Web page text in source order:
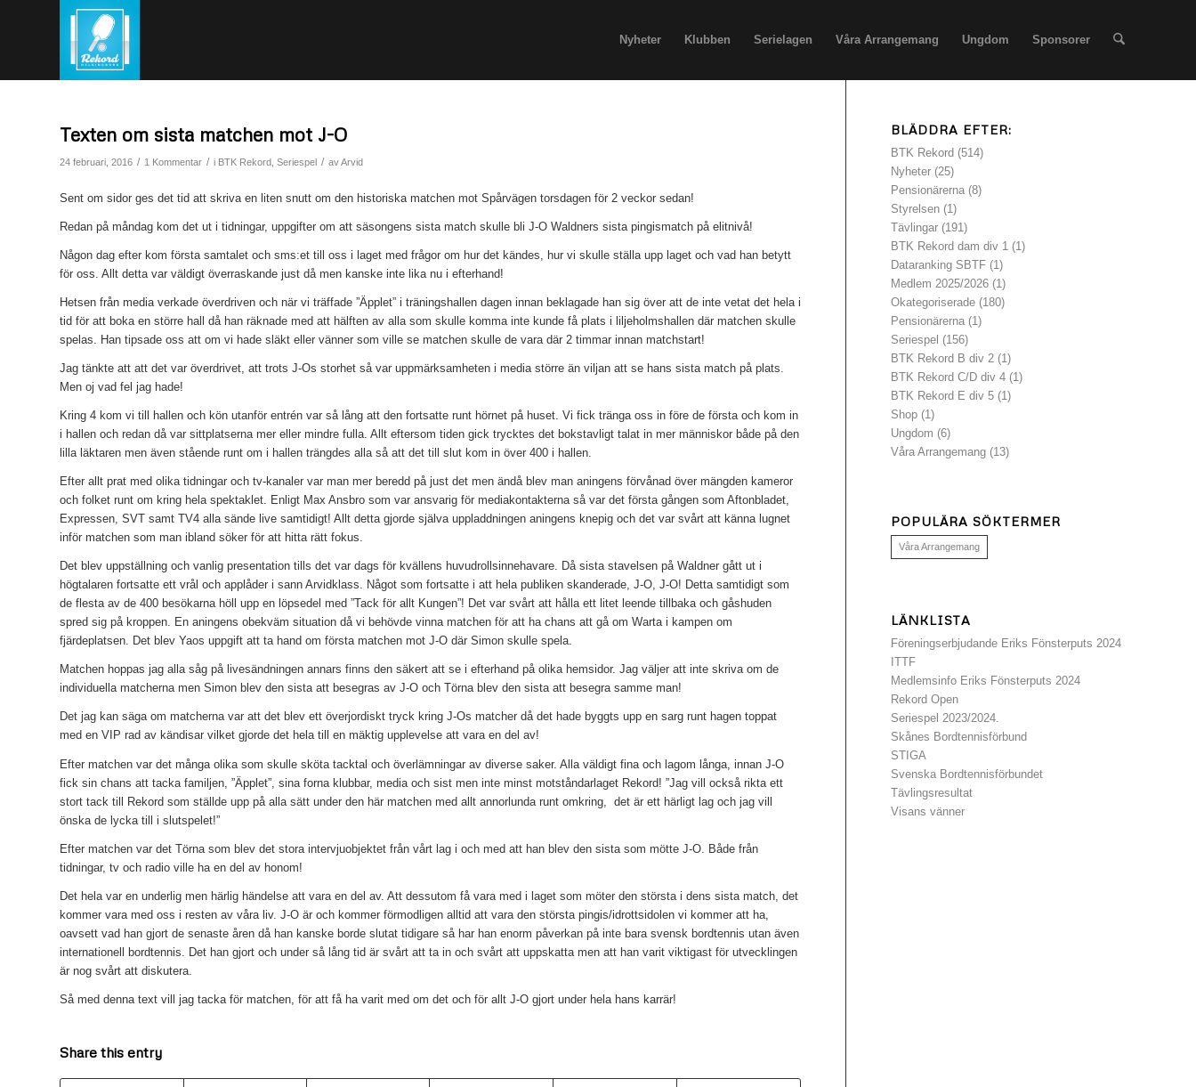
Nyheter Klubben Serielagen Våra Arrangemang Ungdom Sponsorer
Texten om sista matchen mot J-O
24 februari, 2016 / 1 Kommentar / i BTK Rekord Seriespel / avArvid
Sent om sidor ges det tid att skriva en liten snutt om den historiska matchen mot Spårvägen torsdagen för 2 veckor sedan!
Redan på måndag kom det ut i tidningar, uppgifter om att säsongens sista match skulle bli J-O Waldners sista pingismatch på elitnivå!
Någon dag efter kom första samtalet och sms:et till oss i laget med frågor om hur det kändes, hur vi skulle ställa upp laget och vad han betytt
för oss. Allt detta var väldigt överraskande just då men kanske inte lika nu i efterhand!
Hetsen från media verkade överdriven och när vi träffade ”Äpplet” i träningshallen dagen innan beklagade han sig över att de inte vetat det hela i
tid för att boka en större hall då han räknade med att hälften av alla som skulle komma inte kunde få plats i liljeholmshallen där matchen skulle
spelas. Han tipsade oss att om vi hade släkt eller vänner som ville se matchen skulle de vara där 2 timmar innan matchstart!
Jag tänkte att att det var överdrivet, att trots J-Os storhet så var uppmärksamheten i media större än viljan att se hans sista match på plats.
Men oj vad fel jag hade!
Kring 4 kom vi till hallen och kön utanför entrén var så lång att den fortsatte runt hörnet på huset. Vi fick tränga oss in före de första och kom in
i hallen och redan då var sittplatserna mer eller mindre fulla. Allt eftersom tiden gick trycktes det bokstavligt talat in mer människor både på den
lilla läktaren men även stående runt om i hallen trängdes alla så att det till slut kom in över 400 i hallen.
Efter allt prat med olika tidningar och tv-kanaler var man mer beredd på just det men ändå blev man aningens förvånad över mängden kameror
och folket runt om kring hela spektaklet. Enligt Max Ansbro som var ansvarig för mediakontakterna så var det första gången som Aftonbladet,
Expressen, SVT samt TV4 alla sände live samtidigt! Allt detta gjorde själva uppladdningen aningens knepig och det var svårt att känna lugnet
inför matchen som man ibland söker för att hitta rätt fokus.
Det blev uppställning och vanlig presentation tills det var dags för kvällens huvudrollsinnehavare. Då sista stavelsen på Waldner gått ut i
högtalaren fortsatte ett vrål och applåder i sann Arvidklass. Något som fortsatte i att hela publiken skanderade, J-O, J-O! Detta samtidigt som
de flesta av de 400 besökarna höll upp en löpsedel med ”Tack för allt Kungen”! Det var svårt att hålla ett litet leende tillbaka och gåshuden
spred sig på kroppen. En aningens obekväm situation då vi behövde vinna matchen för att ha chans att gå om Warta i kampen om
fjärdeplatsen. Det blev Yaos uppgift att ta hand om första matchen mot J-O där Simon skulle spela.
Matchen hoppas jag alla såg på livesändningen annars finns den säkert att se i efterhand på olika hemsidor. Jag väljer att inte skriva om de
individuella matcherna men Simon blev den sista att besegras av J-O och Törna blev den sista att besegra samme man!
Det jag kan säga om matcherna var att det blev ett överjordiskt tryck kring J-Os matcher då det hade byggts upp en sarg runt hagen toppat
med en VIP rad av kändisar vilket gjorde det hela till en mäktig upplevelse att vara en del av!
Efter matchen var det många olika som skulle sköta tacktal och överlämningar av diverse saker. Alla väldigt fina och lagom långa, innan J-O
fick sin chans att tacka familjen, ”Äpplet”, sina forna klubbar, media och sist men inte minst motståndarlaget Rekord! ”Jag vill också rikta ett
stort tack till Rekord som ställde upp på alla sätt under den här matchen med allt annorlunda runt omkring, det är ett härligt lag och jag vill
önska de lycka till i slutspelet!”
Efter matchen var det Törna som blev det stora intervjuobjektet från vårt lag i och med att han blev den sista som mötte J-O. Både från
tidningar, tv och radio ville ha en del av honom!
Det hela var en underlig men härlig händelse att vara en del av. Att dessutom få vara med i laget som möter den största i dens sista match, det
kommer vara med oss i resten av våra liv. J-O är och kommer förmodligen alltid att vara den största pingis/idrottsidolen vi kommer att ha,
oavsett vad han gjort de senaste åren då han kanske borde slutat tidigare så har han enorm påverkan på inte bara svensk bordtennis utan även
internationell bordtennis. Det han gjort och under så lång tid är svårt att ta in och svårt att uppskatta men att han varit viktigast för utvecklingen
är nog svårt att diskutera.
Så med denna text vill jag tacka för matchen, för att få ha varit med om det och för allt J-O gjort under hela hans karrär!
Share this entry
BLÄDDRA EFTER:
BTK Rekord (514)
Nyheter (25)
Pensionärerna (8)
Styrelsen (1)
Tävlingar (191)
BTK Rekord dam div 1 (1)
Dataranking SBTF (1)
Medlem 2025/2026 (1)
Okategoriserade (180)
Pensionärerna (1)
Seriespel (156)
BTK Rekord B div 2 (1)
BTK Rekord C/D div 4 (1)
BTK Rekord E div 5 (1)
Shop (1)
Ungdom (6)
Våra Arrangemang (13)
POPULÄRA SÖKTERMER
Våra Arrangemang
LÄNKLISTA
Föreningserbjudande Eriks Fönsterputs 2024
ITTF
Medlemsinfo Eriks Fönsterputs 2024
Rekord Open
Seriespel 2023/2024.
Skånes Bordtennisförbund
STIGA
Svenska Bordtennisförbundet
Tävlingsresultat
Visans vänner